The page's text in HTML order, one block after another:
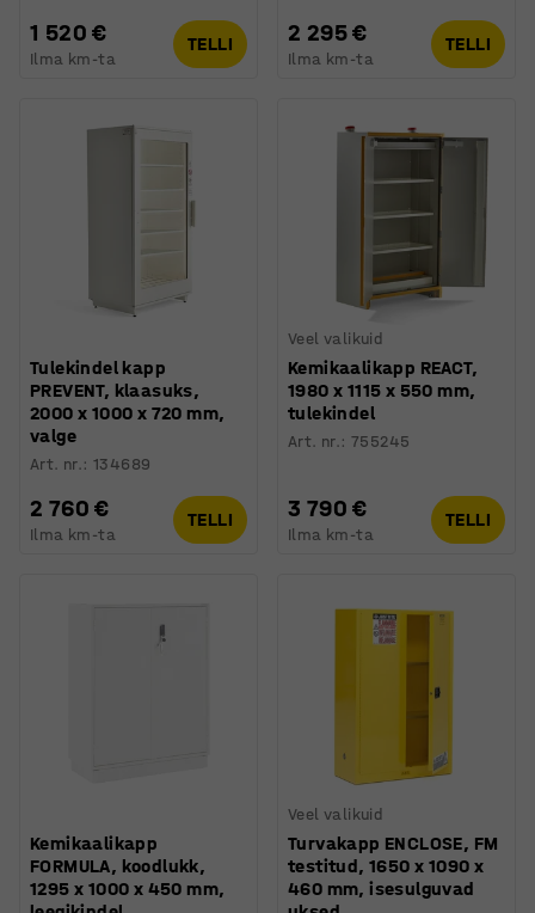
1 520 €
Ilma km-ta
TELLI 2 295 €
Ilma km-ta
TELLI
Tulekindel kapp
PREVENT, klaasuks,
2000 x 1000 x 720 mm,
valge
Art. nr.:134689
2 760 €
Ilma km-ta
TELLI
Veel valikuid
Kemikaalikapp REACT,
1980 x 1115 x 550 mm,
tulekindel
Art. nr.:755245
3 790 €
Ilma km-ta
TELLI
Kemikaalikapp
FORMULA, koodlukk,
1295 x 1000 x 450 mm,
Veel valikuid
Turvakapp ENCLOSE, FM
testitud, 1650 x 1090 x
460 mm, isesulguvad